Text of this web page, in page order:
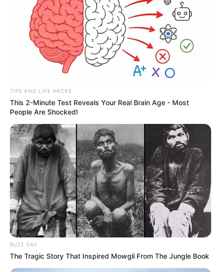
TIPS AND LIFE HACKS
This 2-Minute Test Reveals Your Real Brain Age - Most
People Are Shocked!
BUZZ DAY
The Tragic Story That Inspired Mowgli From The Jungle Book